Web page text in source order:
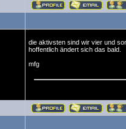
die aktivsten sind wir vier und
hoffentlich ändert sich das bald.
mfg